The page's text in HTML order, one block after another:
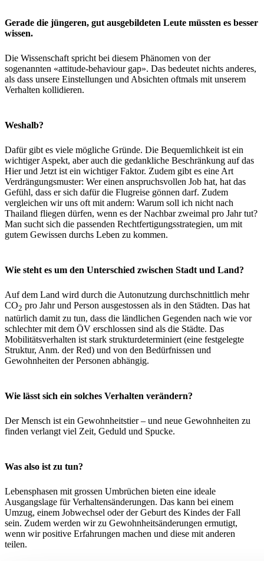
Gerade die jüngeren, gut ausgebildeten Leute müssten es besser
wissen.
Die Wissenschaft spricht bei diesem Phänomen von der
sogenannten «attitude-behaviour gap». Das bedeutet nichts anderes,
als dass unsere Einstellungen und Absichten oftmals mit unserem
Verhalten kollidieren.
Weshalb?
Dafür gibt es viele mögliche Gründe. Die Bequemlichkeit ist ein
wichtiger Aspekt, aber auch die gedankliche Beschränkung auf das
Hier und Jetzt ist ein wichtiger Faktor. Zudem gibt es eine Art
Verdrängungsmuster: Wer einen anspruchsvollen Job hat, hat das
Gefühl, dass er sich dafür die Flugreise gönnen darf. Zudem
vergleichen wir uns oft mit andern: Warum soll ich nicht nach
Thailand fliegen dürfen, wenn es der Nachbar zweimal pro Jahr tut?
Man sucht sich die passenden Rechtfertigungsstrategien, um mit
gutem Gewissen durchs Leben zu kommen.
Wie steht es um den Unterschied zwischen Stadt und Land?
Auf dem Land wird durch die Autonutzung durchschnittlich mehr
CO2 pro Jahr und Person ausgestossen als in den Städten. Das hat
natürlich damit zu tun, dass die ländlichen Gegenden nach wie vor
schlechter mit dem ÖV erschlossen sind als die Städte. Das
Mobilitätsverhalten ist stark strukturdeterminiert (eine festgelegte
Struktur, Anm. der Red) und von den Bedürfnissen und
Gewohnheiten der Personen abhängig.
Wie lässt sich ein solches Verhalten verändern?
Der Mensch ist ein Gewohnheitstier – und neue Gewohnheiten zu
finden verlangt viel Zeit, Geduld und Spucke.
Was also ist zu tun?
Lebensphasen mit grossen Umbrüchen bieten eine ideale
Ausgangslage für Verhaltensänderungen. Das kann bei einem
Umzug, einem Jobwechsel oder der Geburt des Kindes der Fall
sein. Zudem werden wir zu Gewohnheitsänderungen ermutigt,
wenn wir positive Erfahrungen machen und diese mit anderen
teilen.